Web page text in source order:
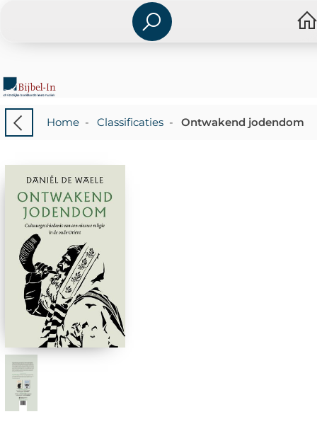
Home- Classificaties- Ontwakend jodendom